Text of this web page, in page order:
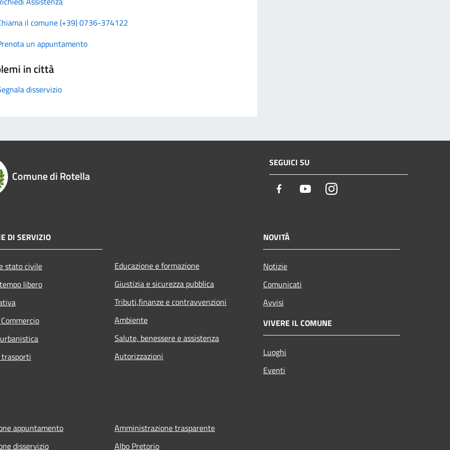
il comune (+39) 0736-374122
un appuntamento
in città
disservizio
Comune di Rotella
SEGUICI SU
Facebook YoutubeInstagram
DI SERVIZIO
stato civile
libero
Educazione e formazione
Giustizia e sicurezza pubblica
Tributi,finanze e contravvenzioni
Ambiente
Salute, benessere e assistenza
Autorizzazioni
NOVITÀ
Notizie
Comunicati
Avvisi
VIVERE IL COMUNE
Luoghi
Eventi
appuntamento
disservizio
Amministrazione trasparente
Albo Pretorio